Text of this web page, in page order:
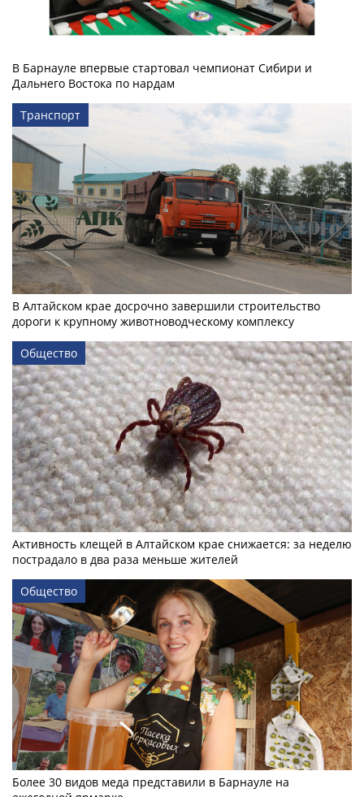
В Барнауле впервые стартовал чемпионат Сибири и
Дальнего Востока по нардам
Транспорт
В Алтайском крае досрочно завершили строительство
дороги к крупному животноводческому комплексу
Общество
Активность клещей в Алтайском крае снижается: за неделю
пострадало в два раза меньше жителей
Общество
Более 30 видов меда представили в Барнауле на